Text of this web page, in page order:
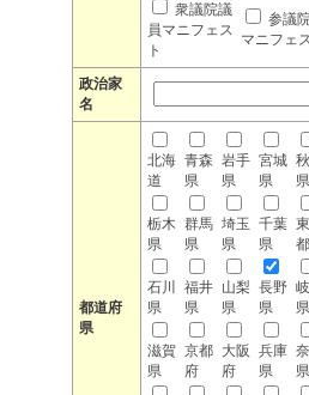
衆議院議
員マニフェス
ト
参議
マニフェ
政治家
名
都道府
県
北海
道
青森
県
岩手
県
宮城
県
県
栃木
県
群馬
県
埼玉
県
千葉
県
都
石川
県
福井
県
山梨
県
長野
県
県
滋賀
県
京都
府
大阪
府
兵庫
県
県